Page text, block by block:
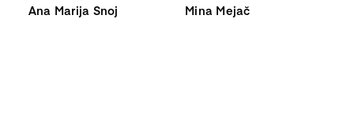
Ana Marija Snoj Mina Mejač